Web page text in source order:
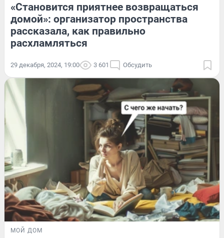
«Становится приятнее возвращаться
домой»: организатор пространства
рассказала, как правильно
расхламляться
29 декабря, 2024, 19:00 3 601 Обсудить
МОЙ ДОМ